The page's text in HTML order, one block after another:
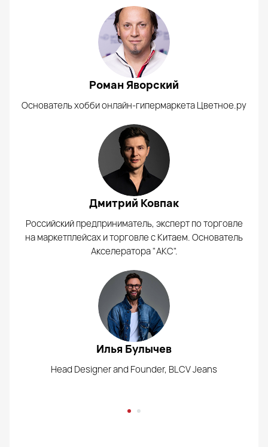
Роман Яворский
Основатель хобби онлайн-гипермаркета Цветное.ру
Дмитрий Ковпак
Российский предприниматель, эксперт по торговле
на маркетплейсах и торговле с Китаем. Основатель
Акселератора "АКС".
Илья Булычев
Head Designer and Founder, BLCV Jeans